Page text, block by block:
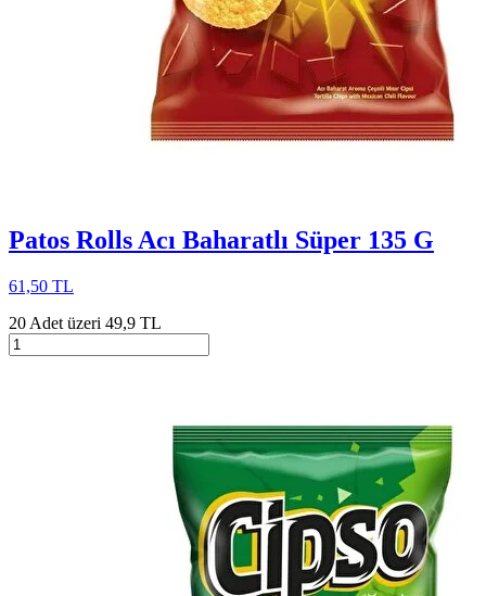
Patos Rolls Acı Baharatlı Süper 135 G
61,50 TL
20 Adet üzeri 49,9 TL